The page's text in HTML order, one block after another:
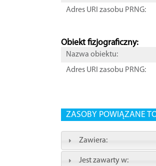
Adres URI zasobu PRNG:
Obiekt fizjograficzny:
Nazwa obiektu:
Adres URI zasobu PRNG:
ZASOBY POWIĄZANE
Zawiera:
Jest zawarty w: